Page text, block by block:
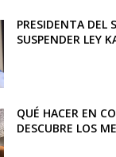
PRESIDENTA DEL
SUSPENDER LEY
QUÉ HACER EN
DESCUBRE LOS